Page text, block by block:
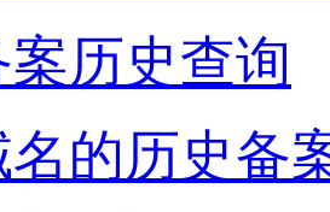
历史查询
的历史备